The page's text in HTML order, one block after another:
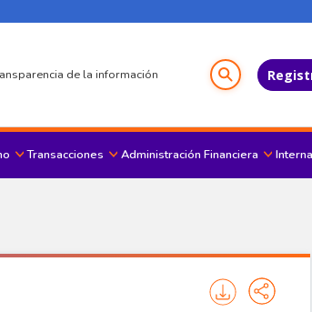
de la información
principal
Transacciones Administración Financiera